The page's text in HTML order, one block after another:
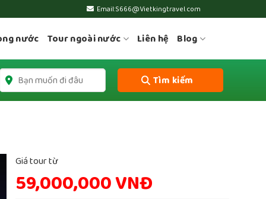
Email:S666@Vietkingtravel.com
nước Tour ngoài nước Liên hệ Blog
Tìm kiếm
Giá tour từ
59,000,000 VNĐ